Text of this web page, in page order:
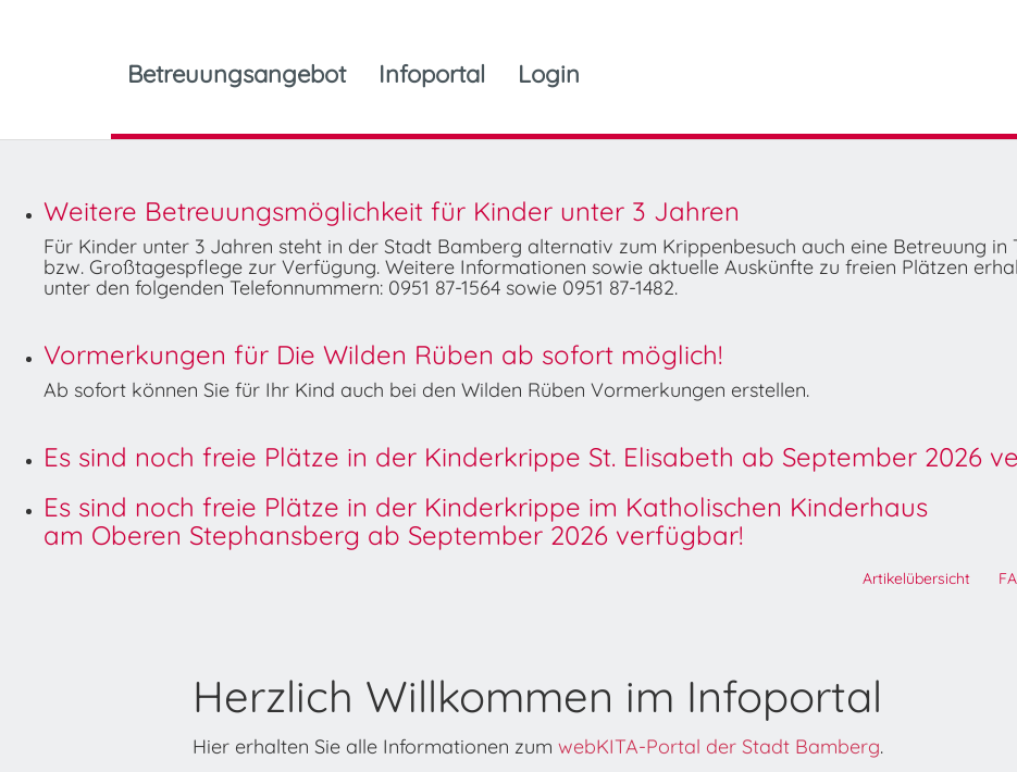
Betreuungsangebot Infoportal Login
Weitere Betreuungsmöglichkeit für Kinder unter 3 Jahren
Für Kinder unter 3 Jahren steht in der Stadt Bamberg alternativ zum Krippenbesuch auch eine Betreuung in
bzw. Großtagespflege zur Verfügung. Weitere Informationen sowie aktuelle Auskünfte zu freien Plätzen
unter den folgenden Telefonnummern: 0951 87-1564 sowie 0951 87-1482.
Vormerkungen für Die Wilden Rüben ab sofort möglich!
Ab sofort können Sie für Ihr Kind auch bei den Wilden Rüben Vormerkungen erstellen.
Es sind noch freie Plätze in der Kinderkrippe St. Elisabeth ab September 2026
Es sind noch freie Plätze in der Kinderkrippe im Katholischen Kinderhaus
am Oberen Stephansberg ab September 2026 verfügbar!
Artikelübersicht
Herzlich Willkommen im Infoportal
Hier erhalten Sie alle Informationen zum webKITA-Portal der Stadt Bamberg.